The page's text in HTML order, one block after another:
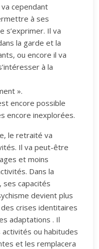
cependant
à ses
s’exprimer. Il va
la garde et la
ou encore il va
à la
».
encore possible
encore inexplorées.
le retraité va
Il va peut-être
et moins
Dans la
ses capacités
devient plus
crises identitaires
adaptations . Il
ou habitudes
et les remplacera